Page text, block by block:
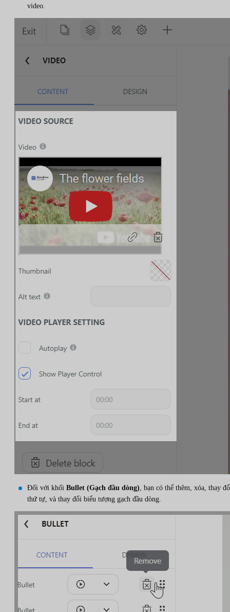
video.
Đối với khối Bullet (Gạch đầu dòng) , bạn có thể thêm, xóa, thay
thứ tự, và thay đổi biểu tượng gạch đầu dòng.